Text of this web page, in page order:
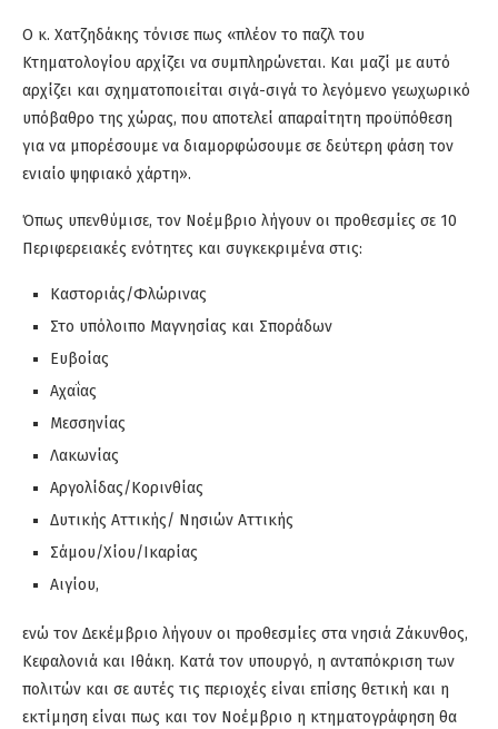
Ο κ. Χατζηδάκης τόνισε πως «πλέον το παζλ του
Κτηματολογίου αρχίζει να συμπληρώνεται. Και μαζί με αυτό
αρχίζει και σχηματοποιείται σιγά-σιγά το λεγόμενο γεωχωρικό
υπόβαθρο της χώρας, που αποτελεί απαραίτητη προϋπόθεση
για να μπορέσουμε να διαμορφώσουμε σε δεύτερη φάση τον
ενιαίο ψηφιακό χάρτη».
Όπως υπενθύμισε, τον Νοέμβριο λήγουν οι προθεσμίες σε 10
Περιφερειακές ενότητες και συγκεκριμένα στις:
Καστοριάς/Φλώρινας
Στο υπόλοιπο Μαγνησίας και Σποράδων
Ευβοίας
Αχαΐας
Μεσσηνίας
Λακωνίας
Αργολίδας/Κορινθίας
Δυτικής Αττικής/ Νησιών Αττικής
Σάμου/Χίου/Ικαρίας
Αιγίου,
ενώ τον Δεκέμβριο λήγουν οι προθεσμίες στα νησιά Ζάκυνθος,
Κεφαλονιά και Ιθάκη. Κατά τον υπουργό, η ανταπόκριση των
πολιτών και σε αυτές τις περιοχές είναι επίσης θετική και η
εκτίμηση είναι πως και τον Νοέμβριο η κτηματογράφηση θα